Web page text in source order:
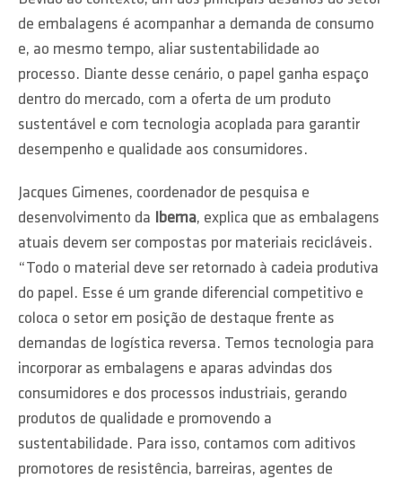
de embalagens é acompanhar a demanda de consumo
e, ao mesmo tempo, aliar sustentabilidade ao
processo. Diante desse cenário, o papel ganha espaço
dentro do mercado, com a oferta de um produto
sustentável e com tecnologia acoplada para garantir
desempenho e qualidade aos consumidores.
Jacques Gimenes, coordenador de pesquisa e
desenvolvimento da Ibema, explica que as embalagens
atuais devem ser compostas por materiais recicláveis.
“Todo o material deve ser retornado à cadeia produtiva
do papel. Esse é um grande diferencial competitivo e
coloca o setor em posição de destaque frente as
demandas de logística reversa. Temos tecnologia para
incorporar as embalagens e aparas advindas dos
consumidores e dos processos industriais, gerando
produtos de qualidade e promovendo a
sustentabilidade. Para isso, contamos com aditivos
promotores de resistência, barreiras, agentes de